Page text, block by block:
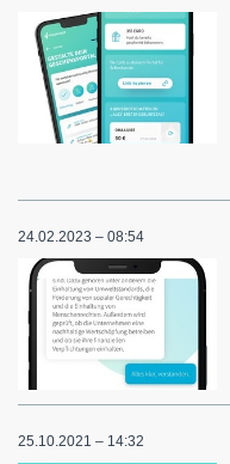
24.02.2023 – 08:54
25.10.2021 – 14:32